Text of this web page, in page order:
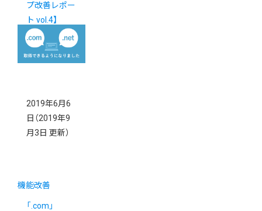
プ改善レポー
ト vol.4】
2019年6月6
日 （2019年9
月3日 更新）
機能改善
「.com」